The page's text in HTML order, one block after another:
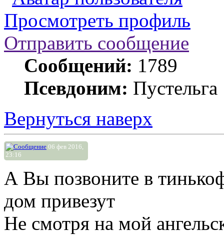
Просмотреть профиль
Отправить сообщение
Сообщений: 1789
Псевдоним: Пустельга
Вернуться наверх
06 фев 2016,
23:16
А Вы позвоните в
дом привезут
Не смотря на мой